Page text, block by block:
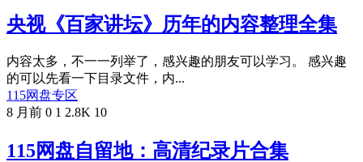
央视《百家讲坛》历年的内容整理全集
内容太多，不一一列举了，感兴趣的朋友可以学习。 感兴趣
的可以先看一下目录文件，内...
115网盘专区
8 月前 0 1 2.8K 10
115网盘自留地：高清纪录片合集